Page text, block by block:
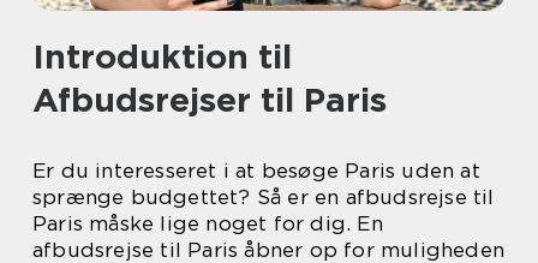
Introduktion til
Afbudsrejser til Paris
Er du interesseret i at besøge Paris uden at
sprænge budgettet? Så er en afbudsrejse til
Paris måske lige noget for dig. En
afbudsrejse til Paris åbner op for muligheden